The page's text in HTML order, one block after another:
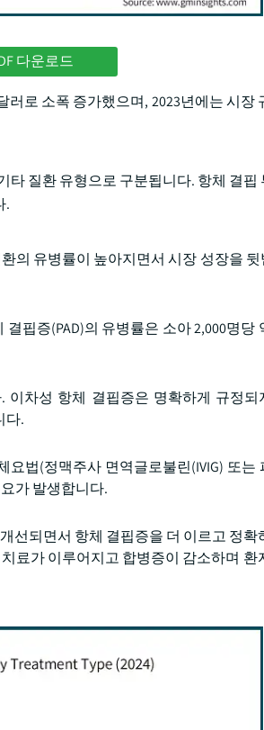
다운로드
로 소폭 증가했으며, 2023년에는 시장
질환 유형으로 구분됩니다. 항체 결핍
.
의 유병률이 높아지면서 시장 성장을
핍증(PAD)의 유병률은 소아 2,000명당
이차성 항체 결핍증은 명확하게 규정
다.
법(정맥주사 면역글로불린(IVIG) 또는
가 발생합니다.
선되면서 항체 결핍증을 더 이르고 정확
료가 이루어지고 합병증이 감소하며 환